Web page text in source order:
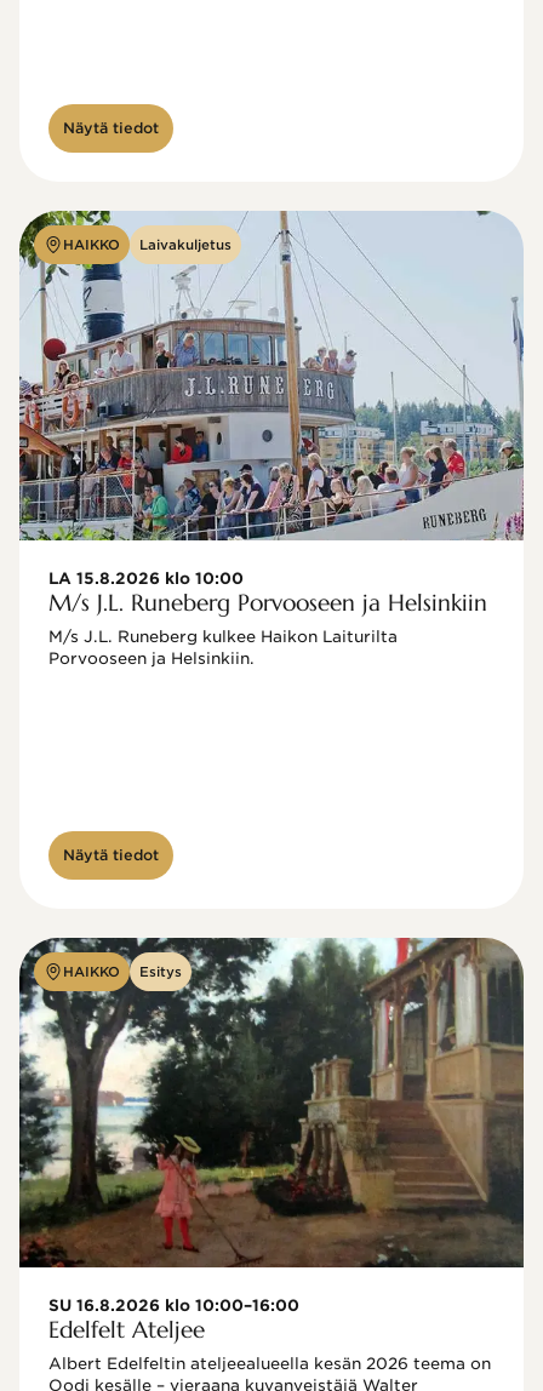
Näytä tiedot
HAIKKO Laivakuljetus
LA 15.8.2026 klo 10:00
M/s J.L. Runeberg Porvooseen ja Helsinkiin
M/s J.L. Runeberg kulkee Haikon Laiturilta
Porvooseen ja Helsinkiin.
Näytä tiedot
HAIKKO Esitys
SU 16.8.2026 klo 10:00–16:00
Edelfelt Ateljee
Albert Edelfeltin ateljeealueella kesän 2026 teema on
Oodi kesälle – vieraana kuvanveistäjä Walter